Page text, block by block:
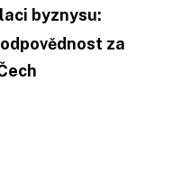
byznysu:
za